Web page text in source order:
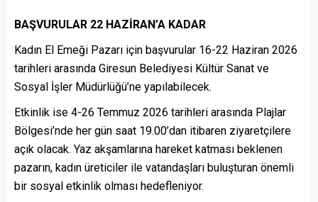
BAŞVURULAR 22 HAZİRAN’A KADAR
Kadın El Emeği Pazarı için başvurular 16-22 Haziran 2026
tarihleri arasında Giresun Belediyesi Kültür Sanat ve
Sosyal İşler Müdürlüğü’ne yapılabilecek.
Etkinlik ise 4-26 Temmuz 2026 tarihleri arasında Plajlar
Bölgesi’nde her gün saat 19.00’dan itibaren ziyaretçilere
açık olacak. Yaz akşamlarına hareket katması beklenen
pazarın, kadın üreticiler ile vatandaşları buluşturan önemli
bir sosyal etkinlik olması hedefleniyor.